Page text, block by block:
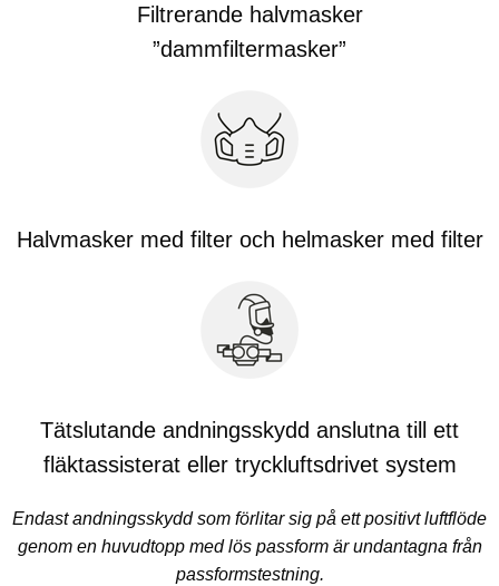
Filtrerande halvmasker
”dammfiltermasker”
Halvmasker med filter och helmasker med filter
Tätslutande andningsskydd anslutna till ett
fläktassisterat eller tryckluftsdrivet system
Endast andningsskydd som förlitar sig på ett positivt luftflöde
genom en huvudtopp med lös passform är undantagna från
passformstestning.